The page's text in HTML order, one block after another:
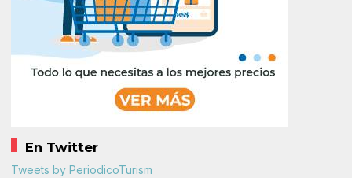
En Twitter
Tweets by PeriodicoTurism